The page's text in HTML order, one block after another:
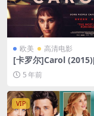
欧美 高清电影
[卡罗尔]Carol
盘+迅雷云盘资源
未删减][MP4/
幕]【视频文件+防和
（含解压密码）】
5 年前
VIP